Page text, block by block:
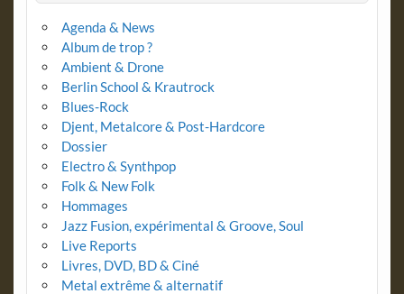
Agenda & News
Album de trop ?
Ambient & Drone
Berlin School & Krautrock
Blues-Rock
Djent, Metalcore & Post-Hardcore
Dossier
Electro & Synthpop
Folk & New Folk
Hommages
Jazz Fusion, expérimental & Groove, Soul
Live Reports
Livres, DVD, BD & Ciné
Metal extrême & alternatif